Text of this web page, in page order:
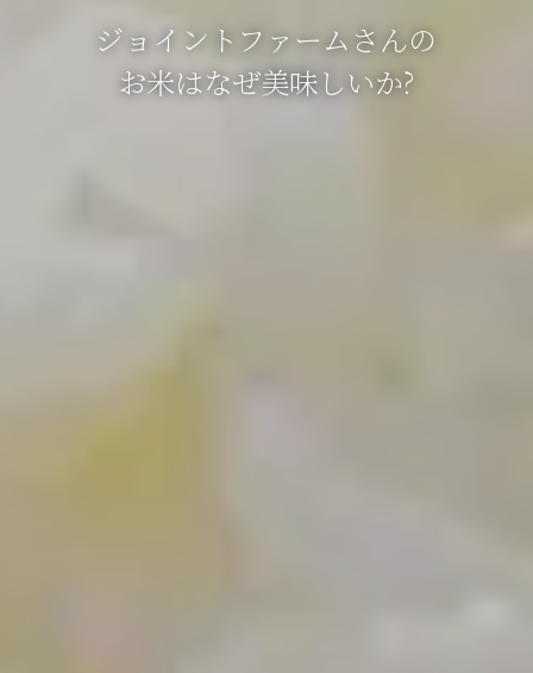
ジョイントファームさんの
お米はなぜ美味しいか?